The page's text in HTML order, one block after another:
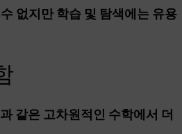
없지만 학습 및 탐색에는 유용
같은 고차원적인 수학에서 더